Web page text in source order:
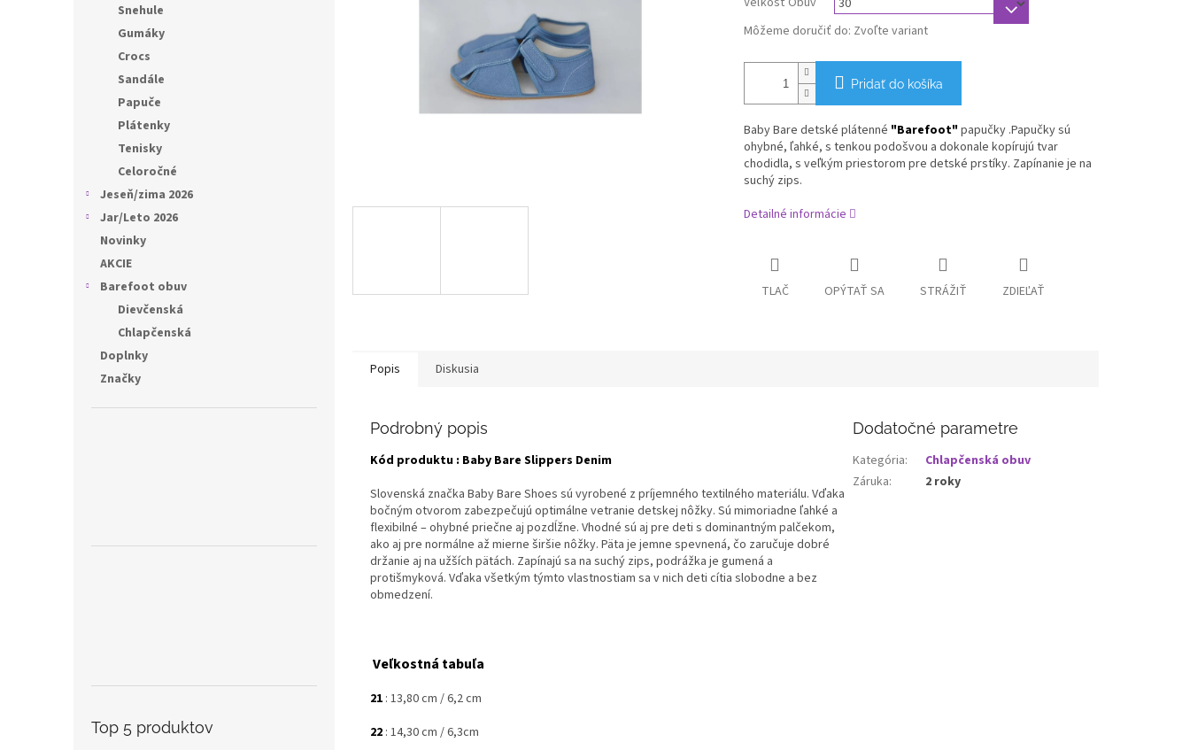
Snehule
Gumáky
Crocs
Sandále
Papuče
Plátenky
Tenisky
Celoročné
Jeseň/zima 2026
Jar/Leto 2026
Novinky
AKCIE
Barefoot obuv
Dievčenská
Chlapčenská
Doplnky
Značky
Top 5 produktov
Môžeme doručiť do: Zvoľte variant
Pridať do košíka
Baby Bare detské plátenné "Barefoot"papučky .Papučky sú
ohybné, ľahké, s tenkou podošvou a dokonale kopírujú tvar
chodidla, s veľkým priestorom pre detské prstíky. Zapínanie je na
suchý zips.
Detailné informácie
TLAČ OPÝTAŤ SA STRÁŽIŤ ZDIEĽAŤ
Popis Diskusia
Podrobný popis
Kód produktu : Baby Bare Slippers Denim
Slovenská značka Baby Bare Shoes sú vyrobené z príjemného textilného materiálu. Vďaka
bočným otvorom zabezpečujú optimálne vetranie detskej nôžky. Sú mimoriadne ľahké a
flexibilné – ohybné priečne aj pozdĺžne. Vhodné sú aj pre deti s dominantným palčekom,
ako aj pre normálne až mierne širšie nôžky. Päta je jemne spevnená, čo zaručuje dobré
držanie aj na užších pätách. Zapínajú sa na suchý zips, podrážka je gumená a
protišmyková. Vďaka všetkým týmto vlastnostiam sa v nich deti cítia slobodne a bez
obmedzení.
Veľkostná tabuľa
21 : 13,80 cm / 6,2 cm
22 : 14,30 cm / 6,3cm
Dodatočné parametre
Kategória:
Chlapčenská obuv
Záruka: 2 roky